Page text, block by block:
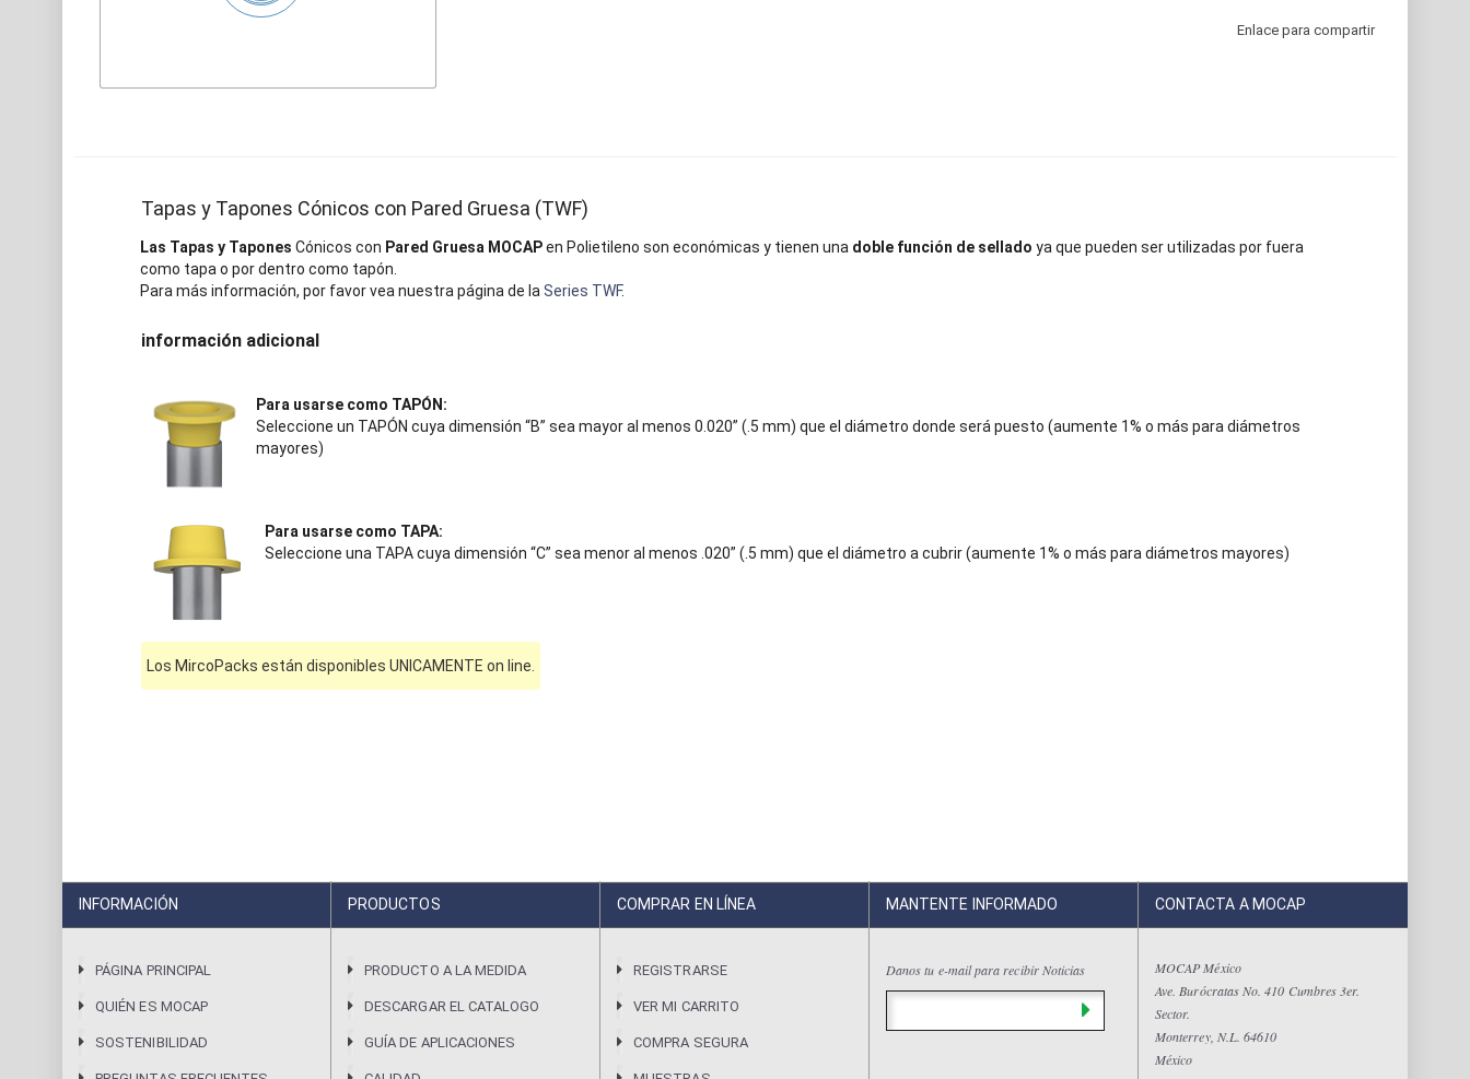
Enlace para compartir
Tapas y Tapones Cónicos con Pared Gruesa (TWF)
Las Tapas y Tapones Cónicos con Pared Gruesa MOCAPen Polietileno son económicas y tienen una doble función de sellado ya que pueden ser utilizadas por fuera
como tapa o por dentro como tapón.
Para más información, por favor vea nuestra página de la Series TWF.
información adicional
Para usarse como TAPÓN:
Seleccione un TAPÓN cuya dimensión “B” sea mayor al menos 0.020” (.5 mm) que el diámetro donde será puesto (aumente 1% o más para diámetros
mayores)
Para usarse como TAPA:
Seleccione una TAPA cuya dimensión “C” sea menor al menos .020” (.5 mm) que el diámetro a cubrir (aumente 1% o más para diámetros mayores)
Los MircoPacks están disponibles UNICAMENTE on line.
INFORMACIÓN
PÁGINA PRINCIPAL
QUIÉN ES MOCAP
SOSTENIBILIDAD
PRODUCTOS
PRODUCTO A LA MEDIDA
DESCARGAR EL CATALOGO
GUÍA DE APLICACIONES
COMPRAR EN LÍNEA
REGISTRARSE
VER MI CARRITO
COMPRA SEGURA
MANTENTE INFORMADO
Danos tu e-mail para recibir Noticias
CONTACTA A MOCAP
MOCAP México
Ave. Burócratas No. 410 Cumbres 3er.
Sector.
Monterrey, N.L. 64610
México